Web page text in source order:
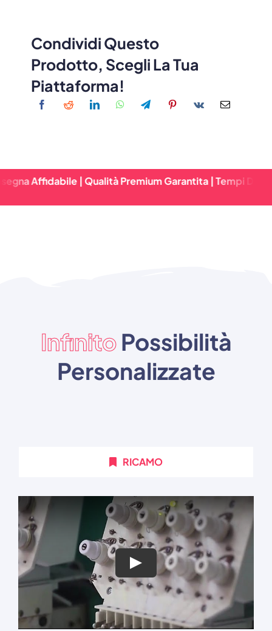
Condividi Questo
Prodotto, Scegli La Tua
Piattaforma!
| Qualità Premium Garantita | Tempi Di Consegna
InfinitoPossibilità
Personalizzate
RICAMO